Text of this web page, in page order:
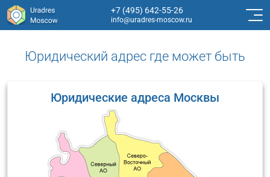
+7 (495) 642-55-26
info@uradres-moscow.ru
Юридический адрес где может быть
Юридические адреса Москвы